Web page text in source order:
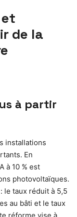
de la
à partir
installations
En
à 10 % est
photovoltaïques.
le taux réduit à 5,5
au bâti et le taux